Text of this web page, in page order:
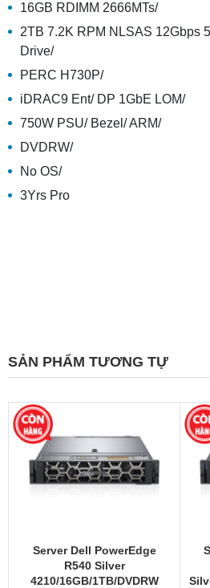
16GB RDIMM 2666MTs/
2TB 7.2K RPM NLSAS 12Gbps
Drive/
PERC H730P/
iDRAC9 Ent/ DP 1GbE LOM/
750W PSU/ Bezel/ ARM/
DVDRW/
No OS/
3Yrs Pro
SẢN PHẨM TƯƠNG TỰ
Server Dell PowerEdge
R540 Silver
4210/16GB/1TB/DVDRW